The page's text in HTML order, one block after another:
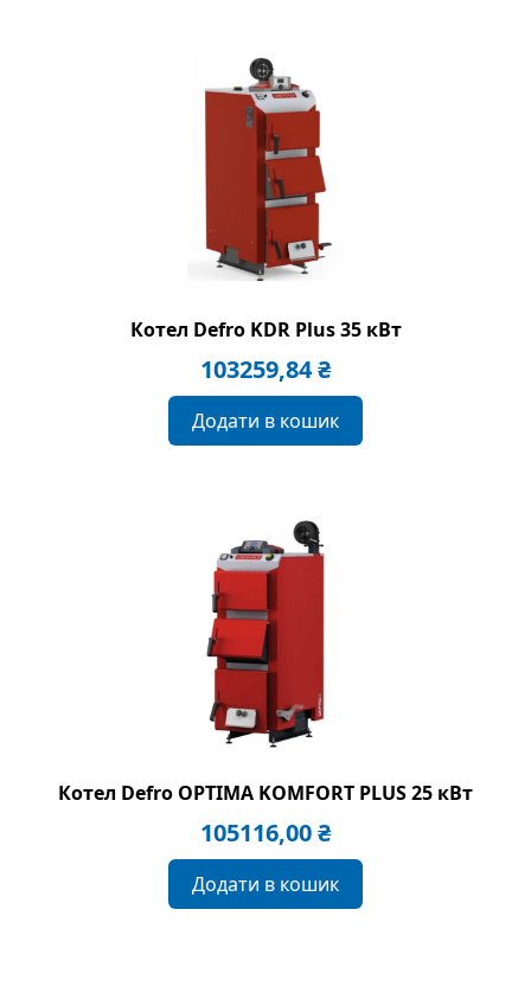
Котел Defro KDR Plus 35 кВт
103259,84₴
Додати в кошик
Котел Defro OPTIMA KOMFORT PLUS 25 кВт
105116,00₴
Додати в кошик